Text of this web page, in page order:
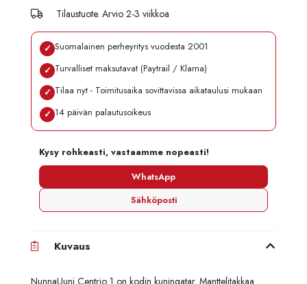
Tilaustuote. Arvio 2-3 viikkoa
✓ Suomalainen perheyritys vuodesta 2001
✓ Turvalliset maksutavat (Paytrail / Klarna)
✓ Tilaa nyt - Toimitusaika sovittavissa aikataulusi mukaan
✓ 14 päivän palautusoikeus
Kysy rohkeasti, vastaamme nopeasti!
WhatsApp
Sähköposti
Kuvaus
NunnaUuni Centrio 1 on kodin kuningatar. Manttelitakkaa